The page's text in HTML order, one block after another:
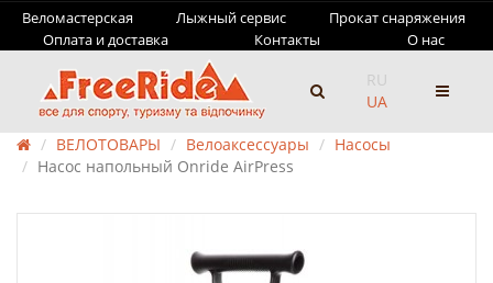
Веломастерская Лыжный сервис
Прокат снаряжения
Оплата и доставка
Контакты О нас
RU
UA
ВЕЛОТОВАРЫ Велоаксессуары
Насосы
Насос напольный Onride AirPress